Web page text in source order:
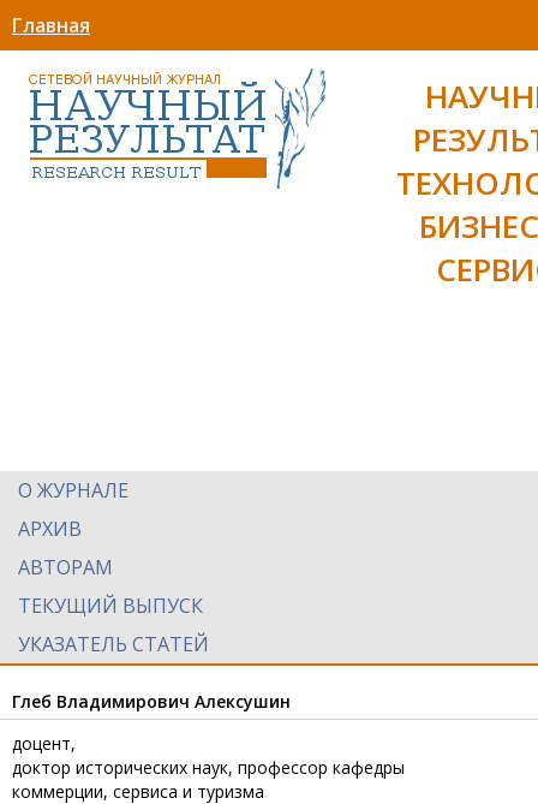
Главная
О ЖУРНАЛЕ
АРХИВ
АВТОРАМ
ТЕКУЩИЙ ВЫПУСК
УКАЗАТЕЛЬ СТАТЕЙ
Глеб Владимирович Алексушин
доцент,
доктор исторических наук, профессор кафедры
коммерции, сервиса и туризма